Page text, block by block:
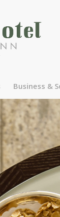
Business &